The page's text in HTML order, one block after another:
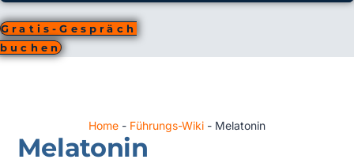
Gratis-Gespräch
buchen
Home - Führungs-Wiki - Melatonin
Melatonin